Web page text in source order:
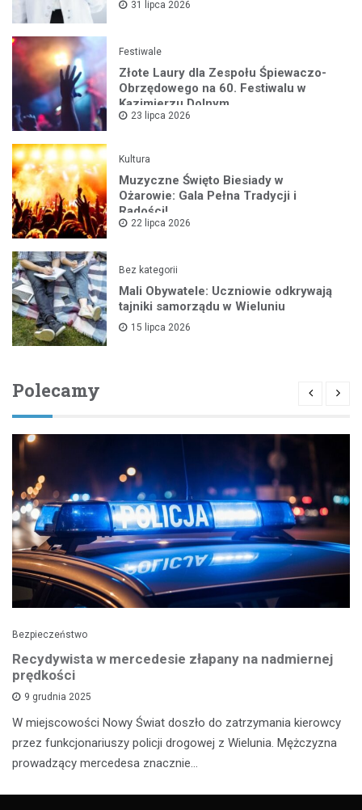
31 lipca 2026
Festiwale
Złote Laury dla Zespołu Śpiewaczo-
Obrzędowego na 60. Festiwalu w
Kazimierzu Dolnym
23 lipca 2026
Kultura
Muzyczne Święto Biesiady w
Ożarowie: Gala Pełna Tradycji i
Radości!
22 lipca 2026
Bez kategorii
Mali Obywatele: Uczniowie odkrywają
tajniki samorządu w Wieluniu
15 lipca 2026
Polecamy
Bezpieczeństwo
Recydywista w mercedesie złapany na nadmiernej
prędkości
9 grudnia 2025
W miejscowości Nowy Świat doszło do zatrzymania kierowcy
przez funkcjonariuszy policji drogowej z Wielunia. Mężczyzna
prowadzący mercedesa znacznie…